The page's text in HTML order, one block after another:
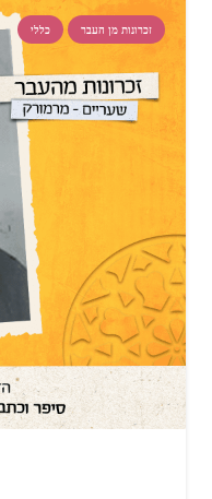
זכרונות מן העבר כללי